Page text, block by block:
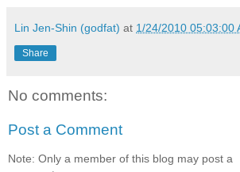
Lin Jen-Shin (godfat) at 1/24/2010 05:03:00
Share
No comments:
Post a Comment
Note: Only a member of this blog may post a